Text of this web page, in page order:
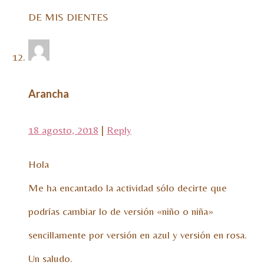
DE MIS DIENTES
Arancha
18 agosto, 2018 | Reply
Hola
Me ha encantado la actividad sólo decirte que
podrías cambiar lo de versión «niño o niña»
sencillamente por versión en azul y versión en rosa.
Un saludo.